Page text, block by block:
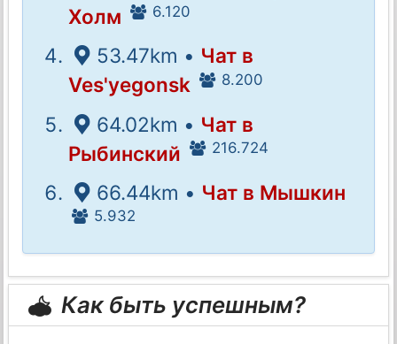
Холм
6.120
53.47km • Чат в
Ves'yegonsk
8.200
64.02km • Чат в
Рыбинский
216.724
66.44km • Чат в Мышкин
5.932
Как быть успешным?